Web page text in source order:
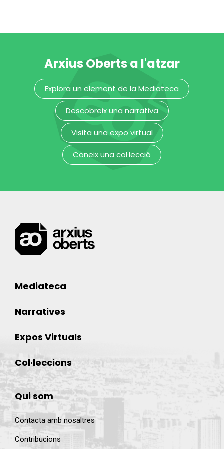
MUHBA - Museu d'Història de Barcelona MUHBA - Museu d'Història de Barcelona
Arxius Oberts a l'atzar
Explora un element de la Mediateca
Descobreix una narrativa
Visita una expo virtual
Coneix una col·lecció
Mediateca
Narratives
Expos Virtuals
Col·leccions
Qui som
Contacta amb nosaltres
Contribucions